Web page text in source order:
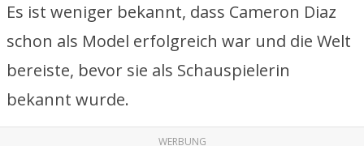
Es ist weniger bekannt, dass Cameron Diaz
schon als Model erfolgreich war und die Welt
bereiste, bevor sie als Schauspielerin
bekannt wurde.
WERBUNG